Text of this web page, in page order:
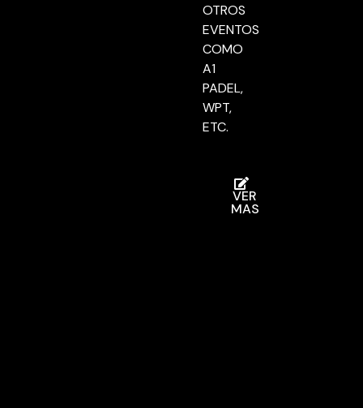
OTROS
EVENTOS
COMO
A1
PADEL,
WPT,
ETC.
VER
MAS